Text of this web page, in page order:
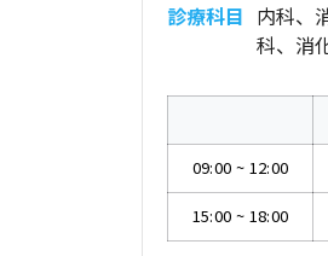
診療科目 内科、
科、消
09:00 ~ 12:00
15:00 ~ 18:00